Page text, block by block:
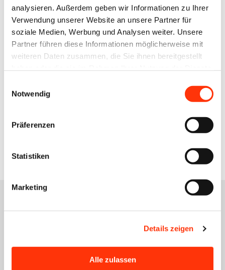
analysieren. Außerdem geben wir Informationen zu Ihrer
Verwendung unserer Website an unsere Partner für
soziale Medien, Werbung und Analysen weiter. Unsere
Partner führen diese Informationen möglicherweise mit
weiteren Daten zusammen, die Sie ihnen bereitgestellt
Notwendig
Präferenzen
Statistiken
Marketing
Details zeigen
Alle zulassen
j.meyer@vdm-beratung.de
+49 176 10 90 10 11
Gerald Walther
Berater Management & Controlling /
Das könnte Sie auch
interessieren